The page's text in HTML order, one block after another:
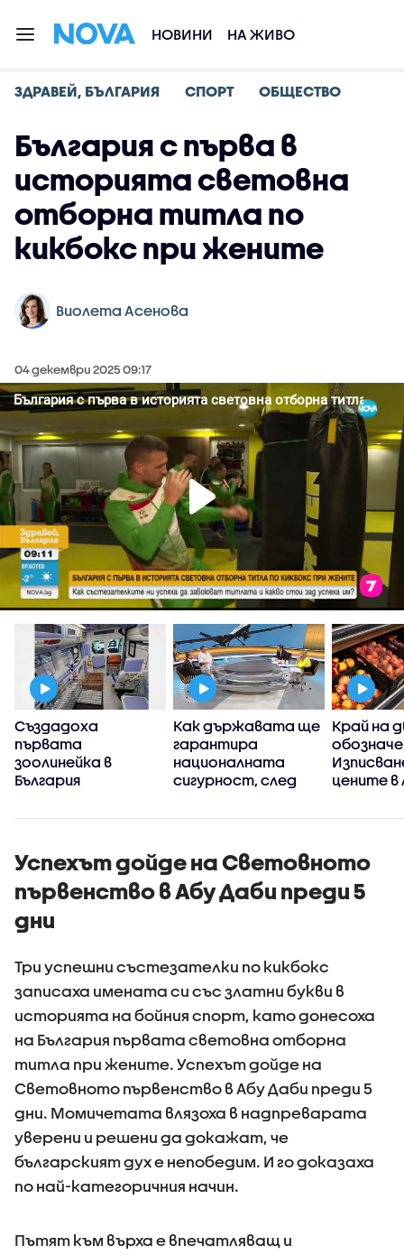
НОВИНИ НА ЖИВО
ЗДРАВЕЙ, БЪЛГАРИЯ СПОРТ ОБЩЕСТВО
България с първа в
историята световна
отборна титла по
кикбокс при жените
Виолета Асенова
04 декември 2025 09:17
Създадоха
първата
зоолинейка в
България
Как държавата ще
гарантира
националната
сигурност, след
въздушното ни
край Кардам
Край на
цените в
Успехът дойде на Световното
първенство в Абу Даби преди 5
дни
Три успешни състезателки по кикбокс
записаха имената си със златни букви в
историята на бойния спорт, като донесоха
на България първата световна отборна
титла при жените. Успехът дойде на
Световното първенство в Абу Даби преди 5
дни. Момичетата влязоха в надпреварата
уверени и решени да докажат, че
българският дух е непобедим. И го доказаха
по най-категоричния начин.
Пътят към върха е впечатляващ и